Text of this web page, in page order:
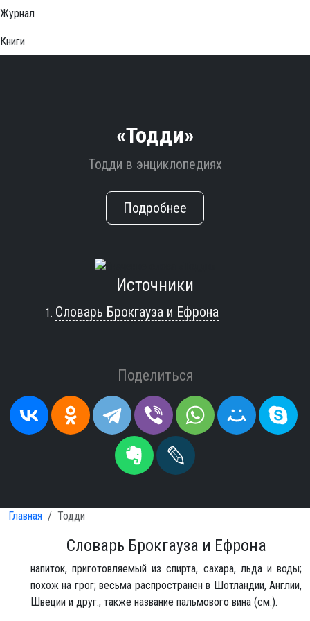
Журнал
Книги
«Тодди»
Тодди в энциклопедиях
Подробнее
Источники
Словарь Брокгауза и Ефрона
Поделиться
Главная Тодди
Словарь Брокгауза и Ефрона
напиток, приготовляемый из спирта, сахара, льда и воды;
похож на грог; весьма распространен в Шотландии, Англии,
Швеции и друг.; также название пальмового вина (см.).